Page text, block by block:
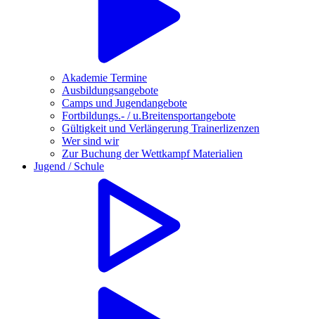
Akademie Termine
Ausbildungsangebote
Camps und Jugendangebote
Fortbildungs.- / u.Breitensportangebote
Gültigkeit und Verlängerung Trainerlizenzen
Wer sind wir
Zur Buchung der Wettkampf Materialien
Jugend / Schule